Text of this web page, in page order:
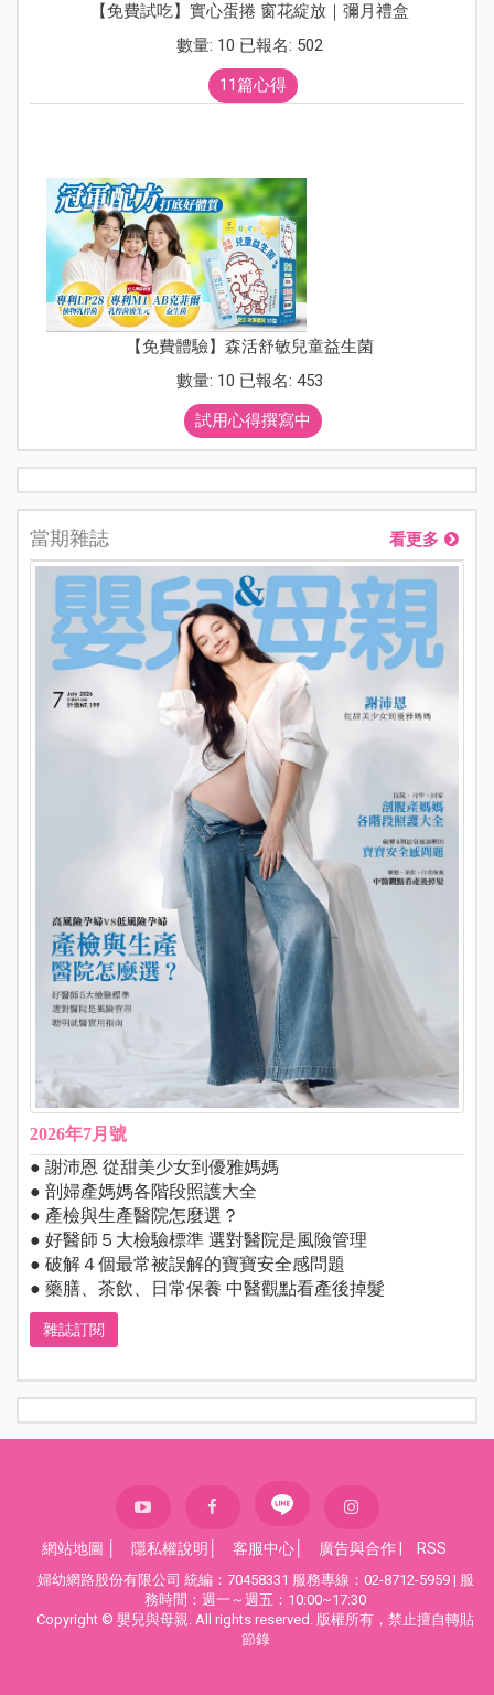
【免費試吃】實心蛋捲 窗花綻放｜彌月禮盒
數量: 10 已報名: 502
11篇心得
【免費體驗】森活舒敏兒童益生菌
數量: 10 已報名: 453
試用心得撰寫中
當期雜誌 看更多
2026年7月號
● 謝沛恩 從甜美少女到優雅媽媽
● 剖婦產媽媽各階段照護大全
● 產檢與生產醫院怎麼選？
● 好醫師５大檢驗標準 選對醫院是風險管理
● 破解４個最常被誤解的寶寶安全感問題
● 藥膳、茶飲、日常保養 中醫觀點看產後掉髮
雜誌訂閱
網站地圖 隱私權說明 客服中心 廣告與合作 RSS
婦幼網路股份有限公司 統編：70458331 服務專線：02-8712-5959 | 服
務時間：週一～週五：10:00~17:30
Copyright © 嬰兒與母親. All rights reserved. 版權所有，禁止擅自轉貼
節錄